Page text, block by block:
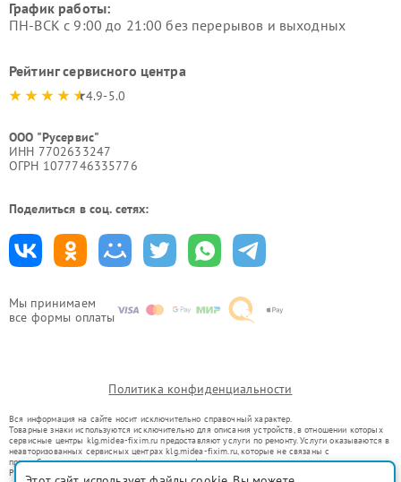
Мы принимаем
все формы оплаты
График работы:
ПН-ВСК с 9:00 до 21:00 без перерывов и выходных
Рейтинг сервисного центра
4.9-5.0
ООО "Русервис"
ИНН 7702633247
ОГРН 1077746335776
Поделиться в соц. сетях:
Политика конфиденциальности
Вся информация на сайте носит исключительно справочный характер.
Товарные знаки используются исключительно для описания устройств, в отношении которых
сервисные центры klg.midea-fixim.ru предоставляют услуги по ремонту. Услуги оказываются в
неавторизованных сервисных центрах klg.midea-fixim.ru, которые не связаны с
правообладателями товарных знаков или их официальными представителями.
Ремонт осуществляется для устройств, уже введенных в гражданский оборот в соответствии